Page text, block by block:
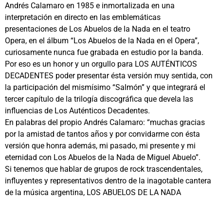
Andrés Calamaro en 1985 e inmortalizada en una
interpretación en directo en las emblemáticas
presentaciones de Los Abuelos de la Nada en el teatro
Opera, en el álbum “Los Abuelos de la Nada en el Opera”,
curiosamente nunca fue grabada en estudio por la banda.
Por eso es un honor y un orgullo para LOS AUTÉNTICOS
DECADENTES poder presentar ésta versión muy sentida, con
la participación del mismísimo “Salmón” y que integrará el
tercer capítulo de la trilogía discográfica que devela las
influencias de Los Auténticos Decadentes.
En palabras del propio Andrés Calamaro: “muchas gracias
por la amistad de tantos años y por convidarme con ésta
versión que honra además, mi pasado, mi presente y mi
eternidad con Los Abuelos de la Nada de Miguel Abuelo”.
Si tenemos que hablar de grupos de rock trascendentales,
influyentes y representativos dentro de la inagotable cantera
de la música argentina, LOS ABUELOS DE LA NADA